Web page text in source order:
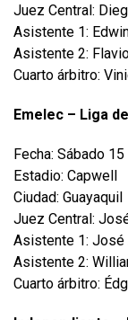
Juez Central:
Asistente 1:
Asistente 2:
Cuarto árbitro:
Emelec – Liga
Fecha: Sábado
Estadio: Capwell
Ciudad: Guayaquil
Juez Central:
Asistente 1: José
Asistente 2:
Cuarto árbitro: